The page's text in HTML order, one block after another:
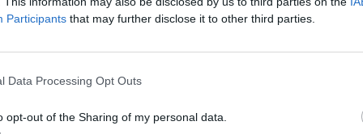
Participants that may further disclose it to other third parties.
Data Processing Opt Outs
opt-out of the Sharing of my personal data.
Gaya Herrington, az
és rendszerelemzési vezetője vetette
publikált tanulmányban, kiemelve, hogy